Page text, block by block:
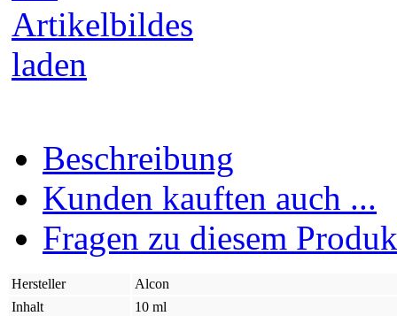
Beschreibung
Kunden kauften auch ...
Fragen zu diesem
Hersteller
Alcon
Inhalt
10 ml